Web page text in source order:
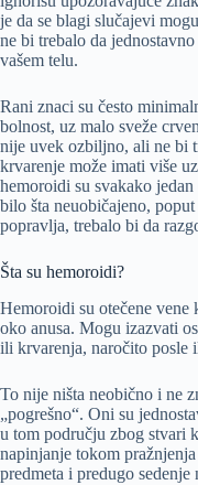
je da se blagi slučajevi
ne bi trebalo da
vašem telu.
Rani znaci su često
bolnost, uz malo sveže
nije uvek ozbiljno, ali ne bi
krvarenje može imati više
hemoroidi su svakako
bilo šta neuobičajeno,
popravlja, trebalo bi da
Šta su hemoroidi?
Hemoroidi su otečene
oko anusa. Mogu izazvati
ili krvarenja, naročito posle
To nije ništa neobično i ne
„pogrešno“. Oni su
u tom području zbog stvari
napinjanje tokom
predmeta i predugo sedenje